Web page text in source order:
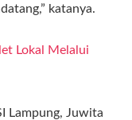
katanya.
Lokal Melalui
Lampung, Juwita